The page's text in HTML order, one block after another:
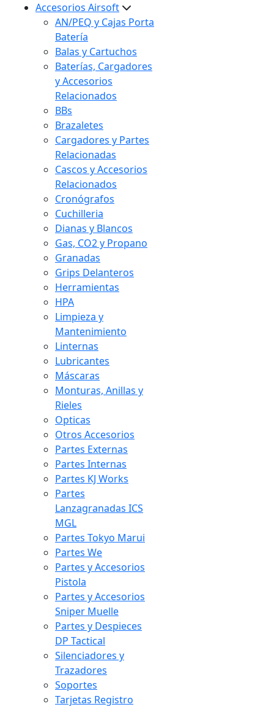
Accesorios Airsoft
AN/PEQ y Cajas Porta
Batería
Balas y Cartuchos
Baterías, Cargadores
y Accesorios
Relacionados
BBs
Brazaletes
Cargadores y Partes
Relacionadas
Cascos y Accesorios
Relacionados
Cronógrafos
Cuchilleria
Dianas y Blancos
Gas, CO2 y Propano
Granadas
Grips Delanteros
Herramientas
HPA
Limpieza y
Mantenimiento
Linternas
Lubricantes
Máscaras
Monturas, Anillas y
Rieles
Opticas
Otros Accesorios
Partes Externas
Partes Internas
Partes KJ Works
Partes
Lanzagranadas ICS
MGL
Partes Tokyo Marui
Partes We
Partes y Accesorios
Pistola
Partes y Accesorios
Sniper Muelle
Partes y Despieces
DP Tactical
Silenciadores y
Trazadores
Soportes
Tarjetas Registro